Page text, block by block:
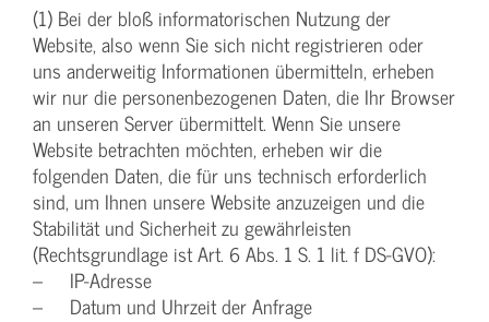
(1) Bei der bloß informatorischen Nutzung der
Website, also wenn Sie sich nicht registrieren oder
uns anderweitig Informationen übermitteln, erheben
wir nur die personenbezogenen Daten, die Ihr Browser
an unseren Server übermittelt. Wenn Sie unsere
Website betrachten möchten, erheben wir die
folgenden Daten, die für uns technisch erforderlich
sind, um Ihnen unsere Website anzuzeigen und die
Stabilität und Sicherheit zu gewährleisten
(Rechtsgrundlage ist Art. 6 Abs. 1 S. 1 lit. f DS-GVO):
– IP-Adresse
– Datum und Uhrzeit der Anfrage